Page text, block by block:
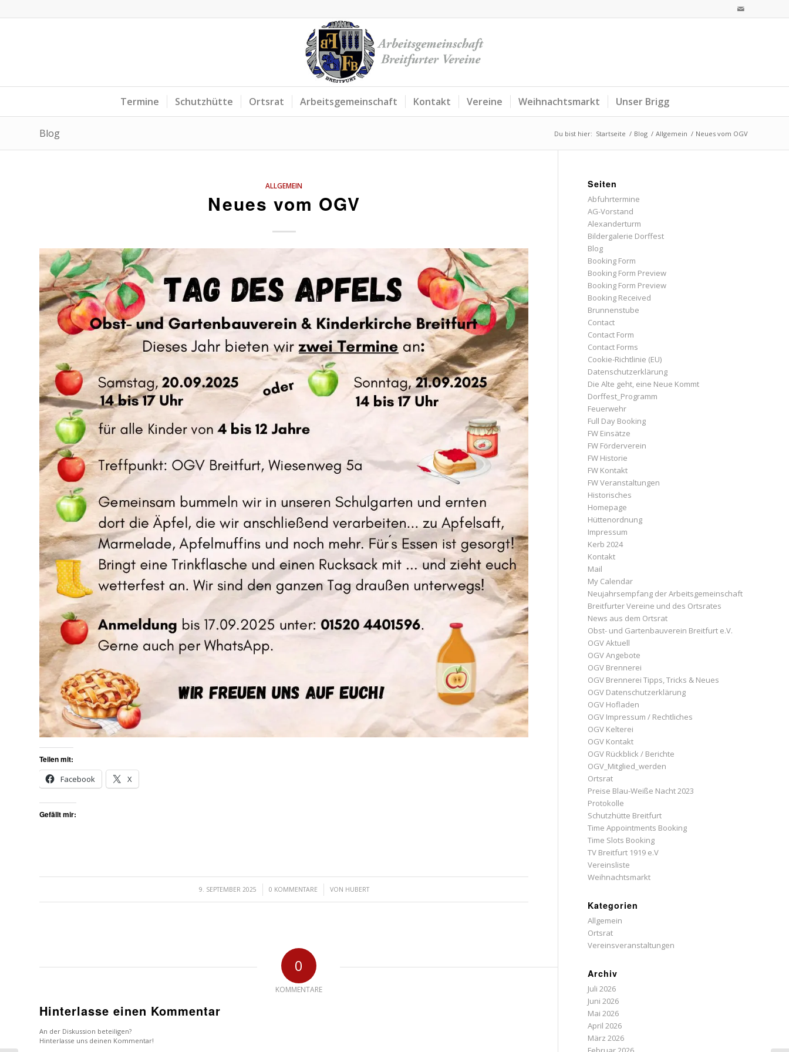
Termine Schutzhütte Ortsrat Arbeitsgemeinschaft Kontakt Vereine Weihnachtsmarkt Unser Brigg
Blog Du bist hier: Startseite / Blog / Allgemein / Neues vom OGV
ALLGEMEIN
Neues vom OGV
Teilen mit:
Facebook
X
Gefällt mir:
9. SEPTEMBER 2025
/ 0 KOMMENTARE
/ VON HUBERT
0
KOMMENTARE
Hinterlasse einen Kommentar
An der Diskussion beteiligen?
Hinterlasse uns deinen Kommentar!
Seiten
Abfuhrtermine
AG-Vorstand
Alexanderturm
Bildergalerie Dorffest
Blog
Booking Form
Booking Form Preview
Booking Form Preview
Booking Received
Brunnenstube
Contact
Contact Form
Contact Forms
Cookie-Richtlinie (EU)
Datenschutzerklärung
Die Alte geht, eine Neue Kommt
Dorffest_Programm
Feuerwehr
Full Day Booking
FW Einsätze
FW Förderverein
FW Historie
FW Kontakt
FW Veranstaltungen
Historisches
Homepage
Hüttenordnung
Impressum
Kerb 2024
Kontakt
Mail
My Calendar
Neujahrsempfang der Arbeitsgemeinschaft
Breitfurter Vereine und des Ortsrates
News aus dem Ortsrat
Obst- und Gartenbauverein Breitfurt e.V.
OGV Aktuell
OGV Angebote
OGV Brennerei
OGV Brennerei Tipps, Tricks & Neues
OGV Datenschutzerklärung
OGV Hofladen
OGV Impressum / Rechtliches
OGV Kelterei
OGV Kontakt
OGV Rückblick / Berichte
OGV_Mitglied_werden
Ortsrat
Preise Blau-Weiße Nacht 2023
Protokolle
Schutzhütte Breitfurt
Time Appointments Booking
Time Slots Booking
TV Breitfurt 1919 e.V
Vereinsliste
Weihnachtsmarkt
Kategorien
Allgemein
Ortsrat
Vereinsveranstaltungen
Archiv
Juli 2026
Juni 2026
Mai 2026
April 2026
März 2026